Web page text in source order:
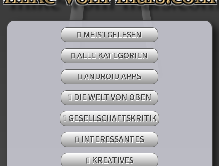
MEISTGELESEN
ALLE KATEGORIEN
ANDROID APPS
DIE WELT VON OBEN
GESELLSCHAFTSKRITIK
INTERESSANTES
KREATIVES